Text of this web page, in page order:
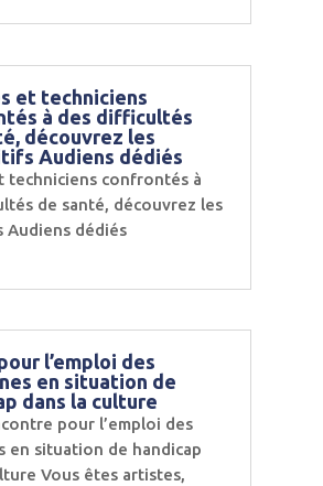
et techniciens
à des difficultés
découvrez les
Audiens dédiés
techniciens confrontés à
de santé, découvrez les
Audiens dédiés
l’emploi des
en situation de
dans la culture
pour l’emploi des
en situation de handicap
Vous êtes artistes,